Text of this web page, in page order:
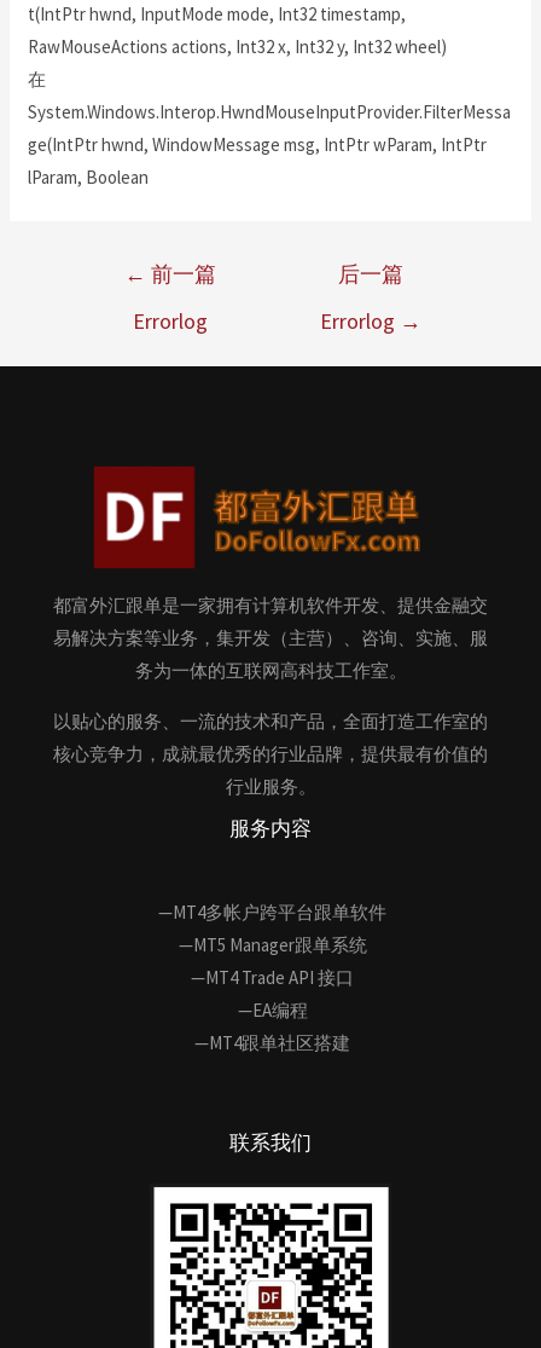
t(IntPtr hwnd, InputMode mode, Int32 timestamp,
RawMouseActions actions, Int32 x, Int32 y, Int32 wheel)
在
System.Windows.Interop.HwndMouseInputProvider.FilterMessa
ge(IntPtr hwnd, WindowMessage msg, IntPtr wParam, IntPtr
lParam, Boolean
← 前一篇
Errorlog
后一篇
Errorlog →
都富外汇跟单是一家拥有计算机软件开发、提供金融交
易解决方案等业务，集开发（主营）、咨询、实施、服
务为一体的互联网高科技工作室。
以贴心的服务、一流的技术和产品，全面打造工作室的
核心竞争力，成就最优秀的行业品牌，提供最有价值的
行业服务。
服务内容
—MT4多帐户跨平台跟单软件
—MT5 Manager跟单系统
—MT4 Trade API 接口
—EA编程
—MT4跟单社区搭建
联系我们